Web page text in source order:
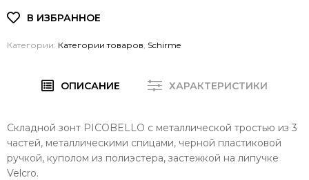
Категории: Категории товаров Schirme
ОПИСАНИЕ ХАРАКТЕРИСТИКИ
Складной зонт PICOBELLO с металлической тростью из 3
частей, металлическими спицами, черной пластиковой
ручкой, куполом из полиэстера, застежкой на липучке
Velcro.